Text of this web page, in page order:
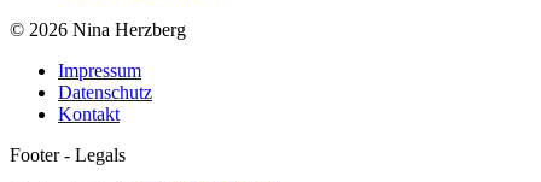
© 2026 Nina Herzberg
Impressum
Datenschutz
Kontakt
Footer - Legals